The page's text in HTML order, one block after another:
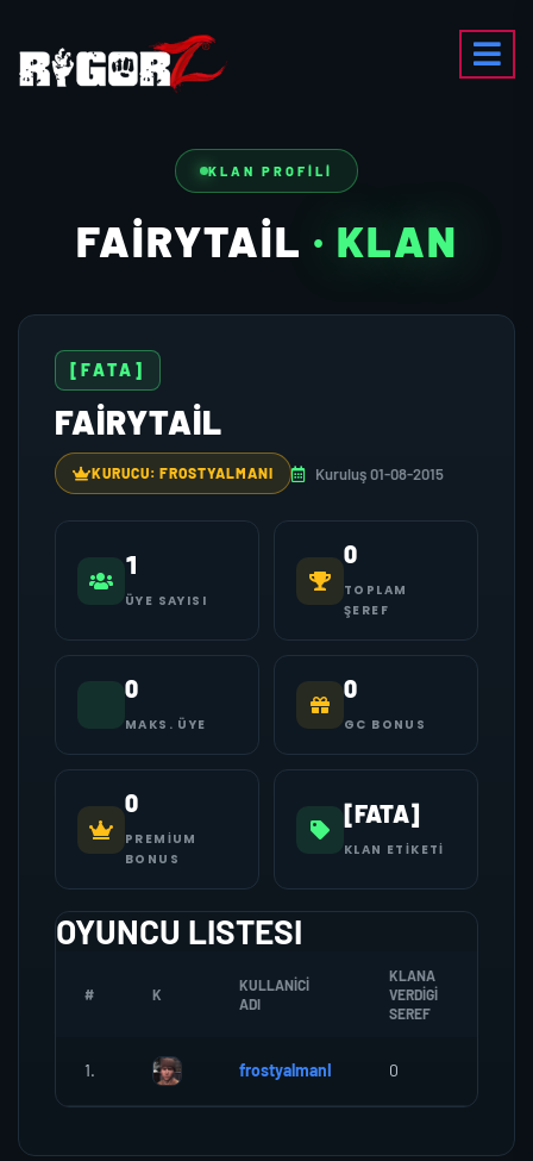
KLAN PROFILI
FAIRYTAIL · KLAN
[FATA]
FAIRYTAIL
KURUCU: FROSTYALMANI Kuruluş 01-08-2015
1
ÜYE SAYISI
0
TOPLAM
ŞEREF
0
MAKS. ÜYE
0
GC BONUS
0
PREMIUM
BONUS
[FATA]
KLAN ETIKETI
OYUNCU LISTESI
# K
KULLANICI
ADI
KLANA
VERDIGI
SEREF
1. frostyalmanI 0